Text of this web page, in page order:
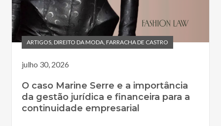
ARTIGOS, DIREITO DA MODA, FARRACHA DE CASTRO
julho 30, 2026
O caso Marine Serre e a importância
da gestão jurídica e financeira para a
continuidade empresarial